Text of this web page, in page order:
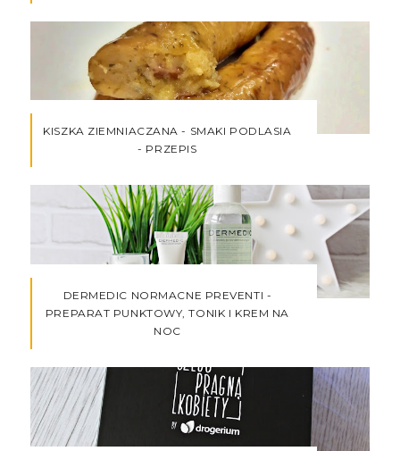
KISZKA ZIEMNIACZANA - SMAKI PODLASIA
- PRZEPIS
DERMEDIC NORMACNE PREVENTI -
PREPARAT PUNKTOWY, TONIK I KREM NA
NOC